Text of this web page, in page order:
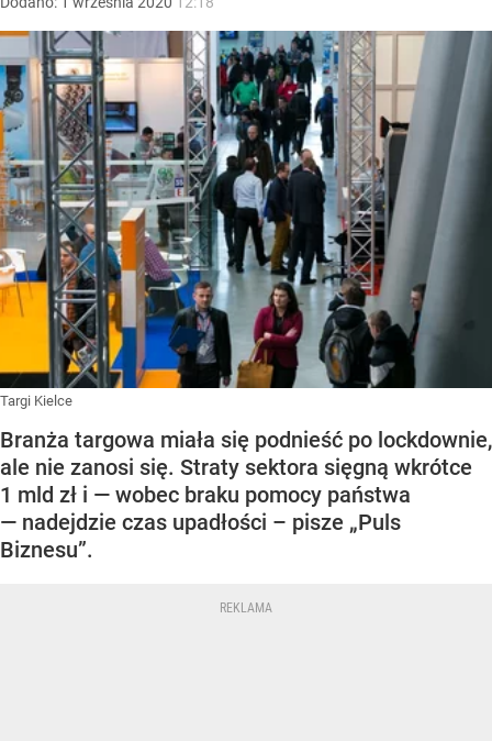
Targi Kielce
Branża targowa miała się podnieść po lockdownie,
ale nie zanosi się. Straty sektora sięgną wkrótce
1 mld zł i — wobec braku pomocy państwa
— nadejdzie czas upadłości – pisze „Puls
Biznesu”.